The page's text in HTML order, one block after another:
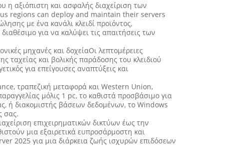
η αξιόπιστη και ασφαλής διαχείριση των
regions can deploy and maintain their servers
με ένα κανάλι κλειδί προϊόντος,
για να καλύψει τις απαιτήσεις των
μηχανές και δοχείαΟι λεπτομέρειες
ταχείας και βολικής παράδοσης του κλειδιού
για επείγουσες αναπτύξεις και
τραπεζική μεταφορά και Western Union,
μόλις 1 pc, το καθιστά προσβάσιμο για
ή διακομιστής βάσεων δεδομένων, το Windows
σας.
επιχειρηματικών δικτύων έως την
μια εξαιρετικά ευπροσάρμοστη και
2025 για μια διάρκεια ζωής ισχυρών επιδόσεων